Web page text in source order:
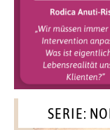
SERIE: